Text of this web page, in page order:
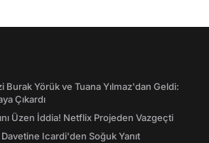
Burak Yörük ve Tuana Yılmaz'dan Geldi:
Çıkardı
Üzen İddia! Netflix Projeden Vazgeçti
Icardi'den Soğuk Yanıt